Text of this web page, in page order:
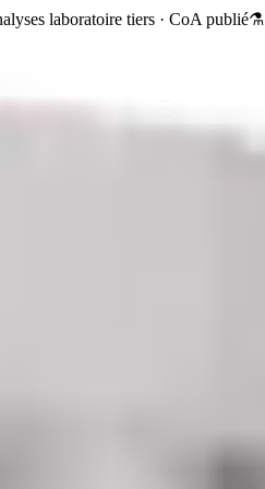
laboratoire tiers · CoA publié⚗️